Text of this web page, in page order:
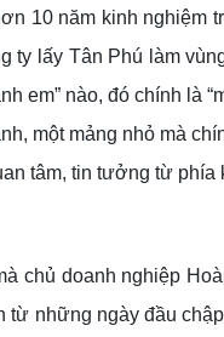
10 năm kinh nghiệm
ty lấy Tân Phú làm
em” nào, đó chính là
một mảng nhỏ mà
tâm, tin tưởng từ phía
chủ doanh nghiệp
từ những ngày đầu